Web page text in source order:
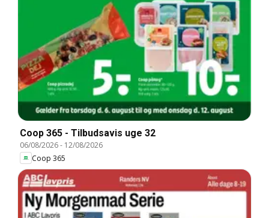
Coop 365 - Tilbudsavis uge 32
06/08/2026- 12/08/2026
Coop 365